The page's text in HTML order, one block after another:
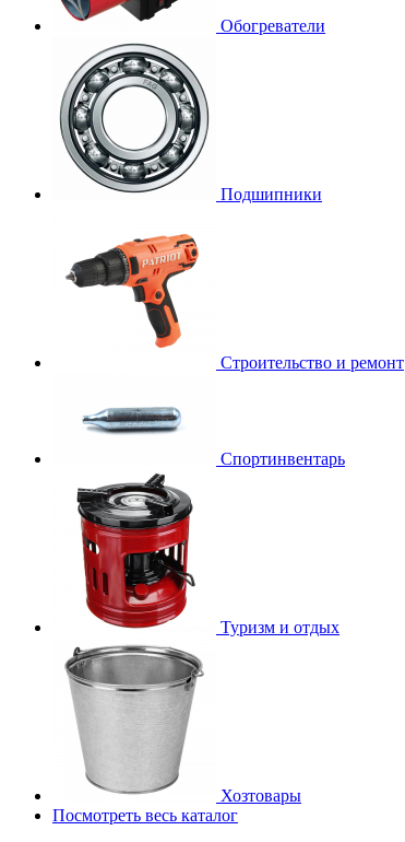
Обогреватели
Подшипники
Строительство и ремонт
Спортинвентарь
Туризм и отдых
Хозтовары
Посмотреть весь каталог